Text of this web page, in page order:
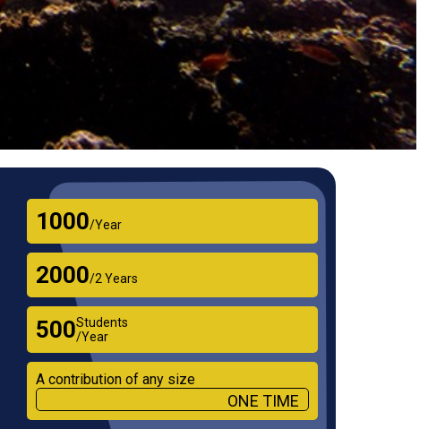
₹1000/Year
₹2000/2 Years
₹500Students
/Year
A contribution of any size
ONE TIME